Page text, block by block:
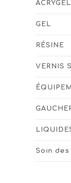
ACRYGEL
GEL
RÉSINE
VERNIS
Soin des